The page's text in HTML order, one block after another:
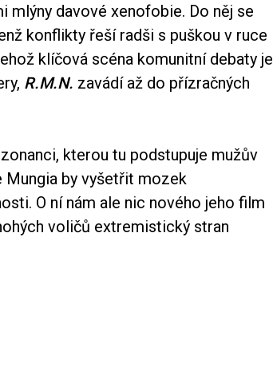
mlýny davové xenofobie. Do něj se
konflikty řeší radši s puškou v ruce
klíčová scéna komunitní debaty je
R.M.N. zavádí až do přízračných
kterou tu podstupuje mužův
Mungia by vyšetřit mozek
O ní nám ale nic nového jeho film
voličů extremistický stran